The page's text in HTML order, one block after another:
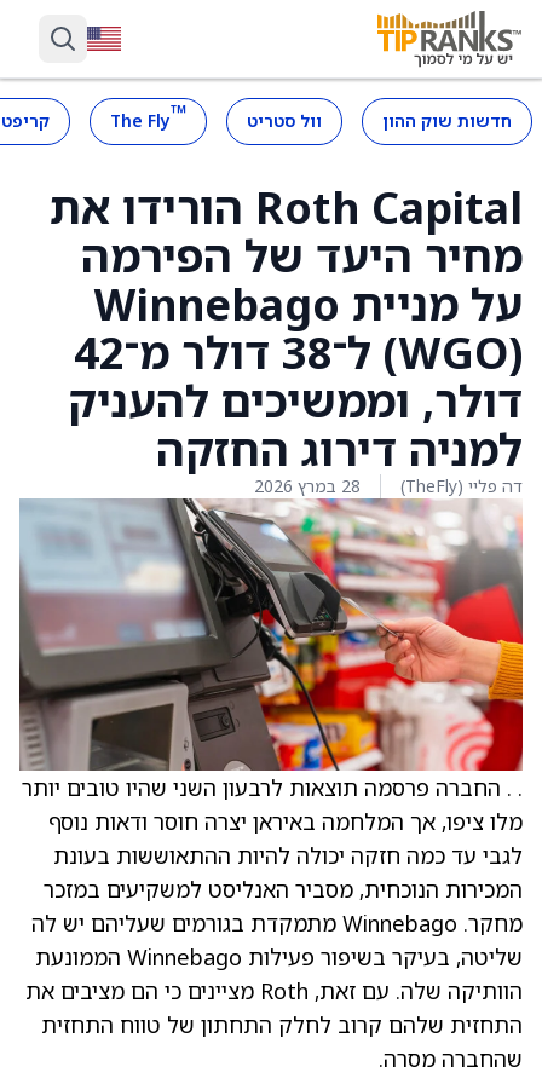
חדשות שוק ההון וול סטריט ™
The Fly
Roth Capital הורידו את
מחיר היעד של הפירמה
על מניית Winnebago
(WGO) ל־38 דולר מ־42
דולר, וממשיכים להעניק
למניה דירוג החזקה
דה פליי (TheFly) 28 במרץ 2026
. . החברה פרסמה תוצאות לרבעון השני שהיו טובים יותר
מלו ציפו, אך המלחמה באיראן יצרה חוסר ודאות נוסף
לגבי עד כמה חזקה יכולה להיות ההתאוששות בעונת
המכירות הנוכחית, מסביר האנליסט למשקיעים במזכר
מחקר. Winnebago מתמקדת בגורמים שעליהם יש לה
שליטה, בעיקר בשיפור פעילות Winnebago הממונעת
הוותיקה שלה. עם זאת, Roth מציינים כי הם מציבים את
התחזית שלהם קרוב לחלק התחתון של טווח התחזית
שהחברה מסרה.